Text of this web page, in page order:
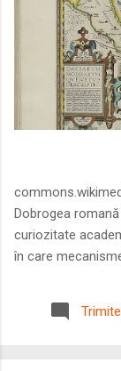
Dobrogea
curiozitate
în care
Într-o epocă în
era susținută de